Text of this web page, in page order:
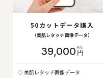
50カットデータ購入
（美肌レタッチ画像データ）
39,000 円
美肌レタッチ画像データ